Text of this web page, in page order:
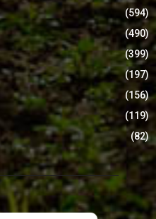
(594)
(490)
(399)
(197)
(156)
(119)
(82)